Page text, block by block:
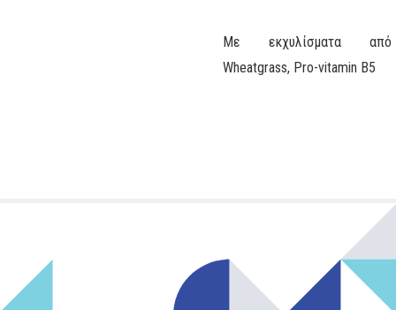
Με εκχυλίσματα από
Wheatgrass, Pro-vitamin B5